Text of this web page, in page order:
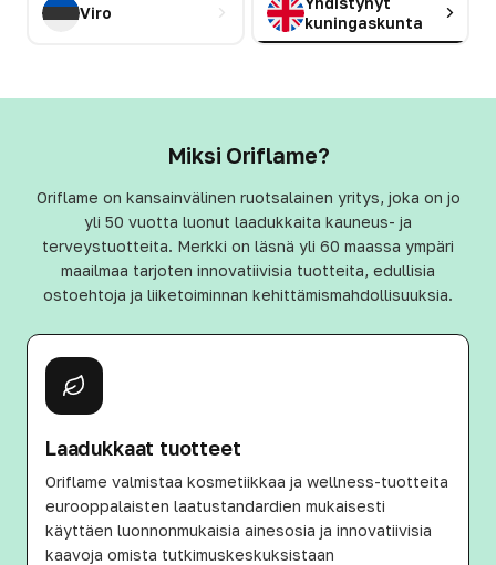
Viro
kuningaskunta
Miksi Oriflame?
Oriflame on kansainvälinen ruotsalainen yritys, joka on jo
yli 50 vuotta luonut laadukkaita kauneus- ja
terveystuotteita. Merkki on läsnä yli 60 maassa ympäri
maailmaa tarjoten innovatiivisia tuotteita, edullisia
ostoehtoja ja liiketoiminnan kehittämismahdollisuuksia.
Laadukkaat tuotteet
Oriflame valmistaa kosmetiikkaa ja wellness-tuotteita
eurooppalaisten laatustandardien mukaisesti
käyttäen luonnonmukaisia ainesosia ja innovatiivisia
kaavoja omista tutkimuskeskuksistaan